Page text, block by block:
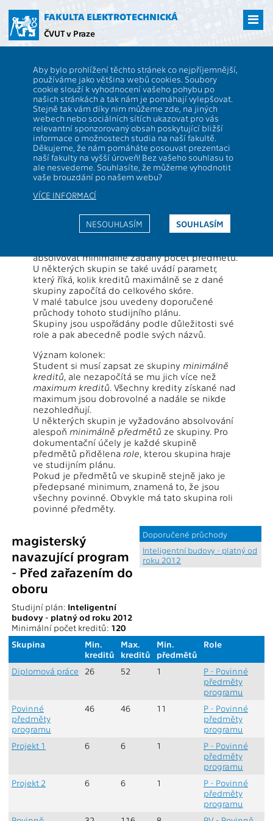
hlavní
obsah
FAKULTA ELEKTROTECHNICKÁ
ČVUT v Praze
Aby bylo prohlížení těchto stránek co nejpříjemnější,
používáme jako většina webů cookies. Soubory
cookie slouží k vyhodnocení vašeho pohybu po
našich stránkách a tak nám je pomáhají vylepšovat.
Stejně tak vám díky nim můžeme zde, na jiných
webech nebo sociálních sítích ukazovat pro vás
relevantní sponzorovaný obsah poskytující bližší
informace o možnostech studia na naší fakultě.
Děkujeme, že nám pomáháte posouvat prezentaci
naší fakulty na vyšší úroveň! Bez vašeho souhlasu to
ale nesvedeme. Souhlasíte, že můžeme vyhodnotit
vaše brouzdání po našem webu?
VÍCE INFORMACÍ
SOUHLASÍM
NESOUHLASÍM
Inteligentní budovy - platný od roku 2012
Studijní plán
Popis stránky:
Studijní plán je předpis studijních povinností,
které student musí splnit, aby úspěšně
absolvoval daný druh studia (např. prezenční,
magisterský program, základní blok). Studijní
plán je seznam předmětů, z nichž student musí
získatminimálně stanovený počet kreditů
(absolutně)v předepsané skladbě. Předepsaná
skladba je vyjádřena takto:
Předměty plánu jsou rozděleny do několika
skupin. Z každé skupiny student musí získat
absolvovat minimálně zadaný počet předmětů.
U některých skupin se také uvádí parametr,
který říká, kolik kreditů maximálně se z dané
skupiny započítá do celkového skóre.
V malé tabulce jsou uvedeny doporučené
průchody tohoto studijního plánu.
Skupiny jsou uspořádány podle důležitosti své
role a pak abecedně podle svých názvů.
Význam kolonek:
Student si musí zapsat ze skupiny minimálně
kreditů, ale nezapočítá se mu jich více než
maximum kreditů. Všechny kredity získané nad
maximum jsou dobrovolné a nadále se nikde
nezohledňují.
U některých skupin je vyžadováno absolvování
alespoň minimálně předmětů ze skupiny. Pro
dokumentační účely je každé skupině
předmětů přidělena role, kterou skupina hraje
ve studijním plánu.
Pokud je předmětů ve skupině stejně jako je
předepsané minimum, znamená to, že jsou
všechny povinné. Obvykle má tato skupina roli
povinné předměty.
magisterský
navazující program
- Před zařazením do
oboru
Studijní plán: Inteligentní
budovy - platný od roku 2012
Minimální počet kreditů: 120
Doporučené průchody
Inteligentní budovy - platný od
roku 2012
Skupina
Min.
kreditů
Max.
kreditů
Min.
předmětů
Role
Diplomová práce 26 52 1
P - Povinné
předměty
programu
Povinné
předměty
programu
46 46 11
P - Povinné
předměty
programu
Projekt 1
6 6 1
P - Povinné
předměty
programu
Projekt 2
6 6 1
P - Povinné
předměty
programu